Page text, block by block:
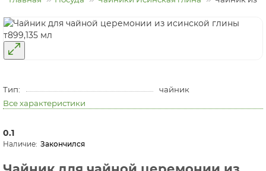
Тип:
чайник
Все характеристики
0.1
Закончился